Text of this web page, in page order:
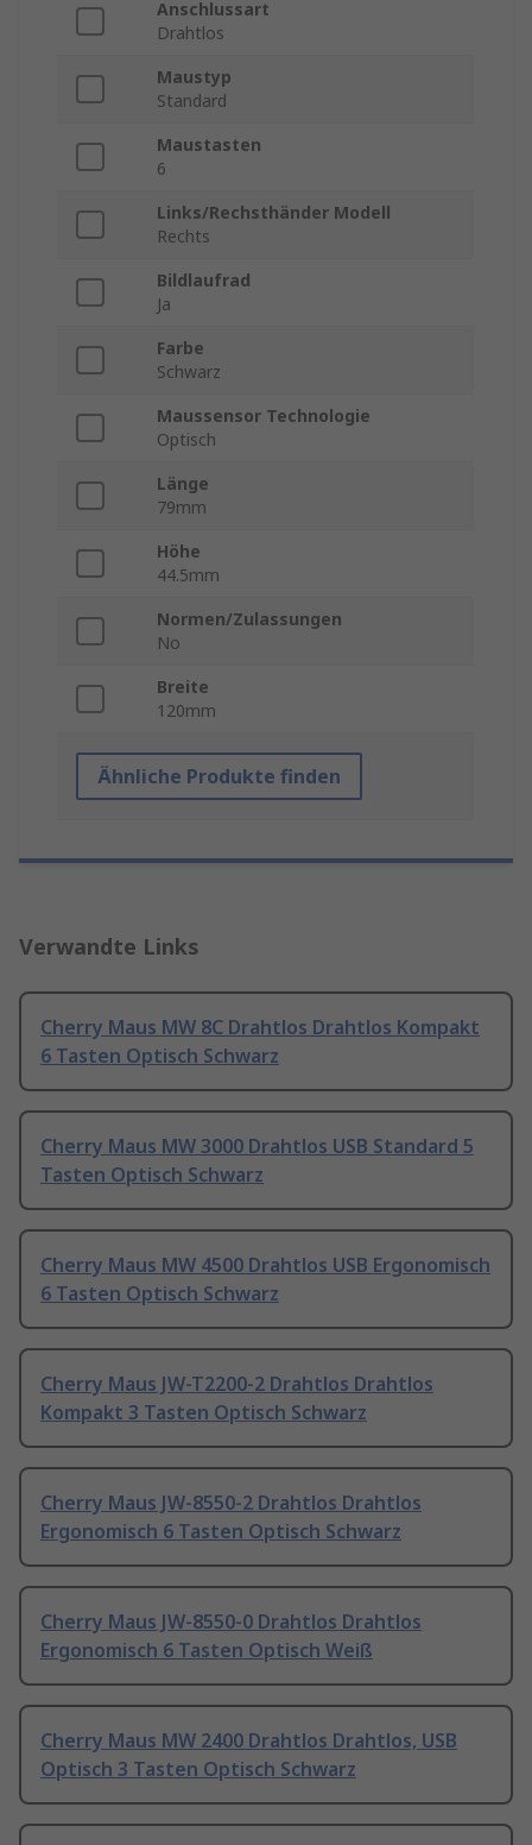
Anschlussart
Drahtlos
Maustyp
Standard
Maustasten
6
Links/Rechsthänder Modell
Rechts
Bildlaufrad
Ja
Farbe
Schwarz
Maussensor Technologie
Optisch
Länge
79mm
Höhe
44.5mm
Normen/Zulassungen
No
Breite
120mm
Ähnliche Produkte finden
Verwandte Links
Cherry Maus MW 8C Drahtlos Drahtlos Kompakt
6 Tasten Optisch Schwarz
Cherry Maus MW 3000 Drahtlos USB Standard 5
Tasten Optisch Schwarz
Cherry Maus MW 4500 Drahtlos USB Ergonomisch
6 Tasten Optisch Schwarz
Cherry Maus JW-T2200-2 Drahtlos Drahtlos
Kompakt 3 Tasten Optisch Schwarz
Cherry Maus JW-8550-2 Drahtlos Drahtlos
Ergonomisch 6 Tasten Optisch Schwarz
Cherry Maus JW-8550-0 Drahtlos Drahtlos
Ergonomisch 6 Tasten Optisch Weiß
Cherry Maus MW 2400 Drahtlos Drahtlos, USB
Optisch 3 Tasten Optisch Schwarz